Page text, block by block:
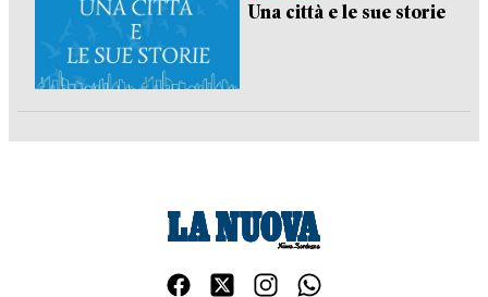
Una città e le sue storie